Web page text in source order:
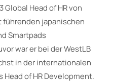
Global Head of HR von
führenden japanischen
Smartpads
war er bei der WestLB
in der internationalen
of HR Development.